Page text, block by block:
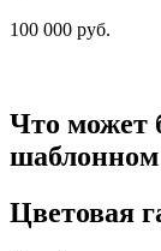
100 000 руб.
Что может
шаблонном
Цветовая